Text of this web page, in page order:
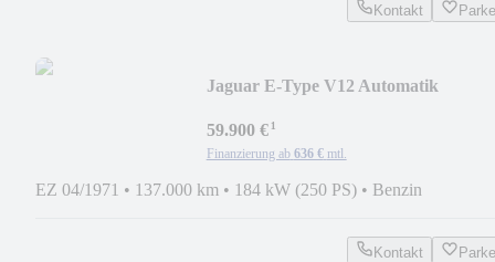
Kontakt
Jaguar E-Type V12 Automatik
59.900 €¹
Finanzierung ab 636 € mtl.
EZ 04/1971 • 137.000 km • 184 kW (250 PS) • Benzin
Kontakt